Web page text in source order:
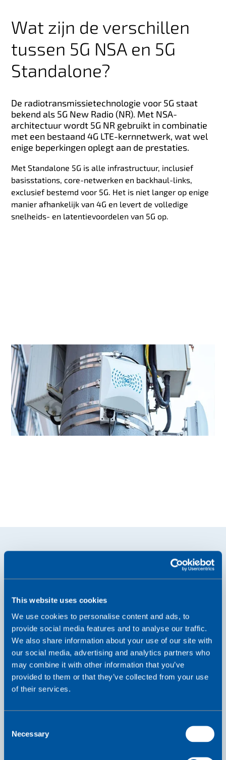
This website uses cookies
We use cookies to personalise content and ads, to
provide social media features and to analyse our traffic.
We also share information about your use of our site with
our social media, advertising and analytics partners who
may combine it with other information that you’ve
provided to them or that they’ve collected from your use
of their services.
Necessary
Wat zijn de verschillen
tussen 5G NSA en 5G
Standalone?
De radiotransmissietechnologie voor 5G staat
bekend als 5G New Radio (NR). Met NSA-
architectuur wordt 5G NR gebruikt in combinatie
met een bestaand 4G LTE-kernnetwerk, wat wel
enige beperkingen oplegt aan de prestaties.
Met Standalone 5G is alle infrastructuur, inclusief
basisstations, core-netwerken en backhaul-links,
exclusief bestemd voor 5G. Het is niet langer op enige
manier afhankelijk van 4G en levert de volledige
snelheids- en latentievoordelen van 5G op.
Wat zijn de belangrijkste
voordelen van 5G Non-
standalone?